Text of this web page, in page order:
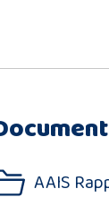
AAIS